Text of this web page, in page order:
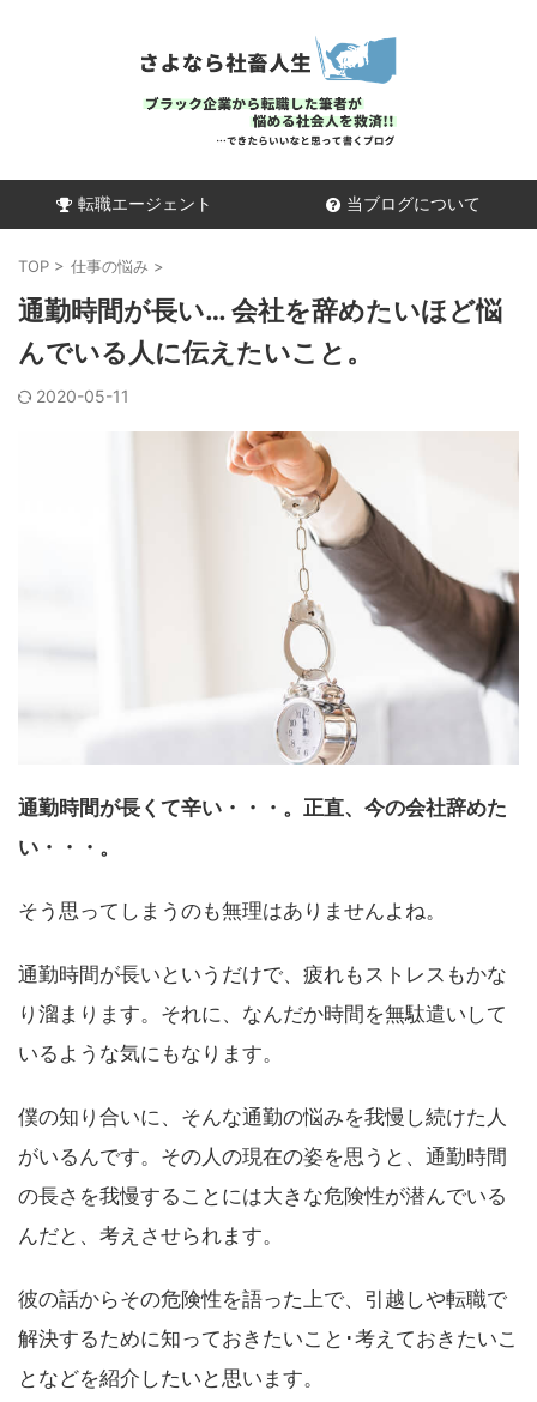
転職エージェント 当ブログについて
TOP > 仕事の悩み >
通勤時間が長い… 会社を辞めたいほど悩
んでいる人に伝えたいこと。
2020-05-11
通勤時間が長くて辛い・・・。正直、今の会社辞めた
い・・・。
そう思ってしまうのも無理はありませんよね。
通勤時間が長いというだけで、疲れもストレスもかな
り溜まります。それに、なんだか時間を無駄遣いして
いるような気にもなります。
僕の知り合いに、そんな通勤の悩みを我慢し続けた人
がいるんです。その人の現在の姿を思うと、通勤時間
の長さを我慢することには大きな危険性が潜んでいる
んだと、考えさせられます。
彼の話からその危険性を語った上で、引越しや転職で
解決するために知っておきたいこと･考えておきたいこ
となどを紹介したいと思います。